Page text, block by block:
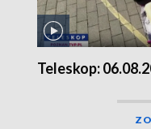
Teleskop: